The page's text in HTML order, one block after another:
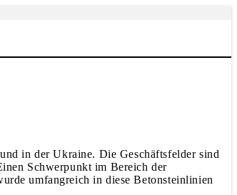
in der Ukraine. Die Geschäftsfelder sind
Schwerpunkt im Bereich der
umfangreich in diese Betonsteinlinien